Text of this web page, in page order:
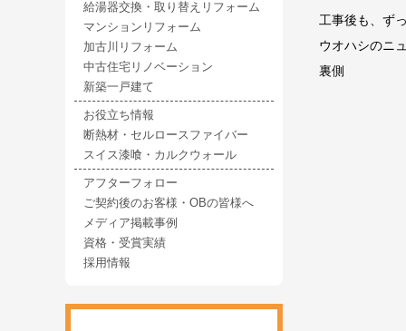
工事後も、ず
ウオハシのニ
裏側
給湯器交換・取り替えリフォーム
マンションリフォーム
加古川リフォーム
中古住宅リノベーション
新築一戸建て
お役立ち情報
断熱材・セルロースファイバー
スイス漆喰・カルクウォール
アフターフォロー
ご契約後のお客様・OBの皆様へ
メディア掲載事例
資格・受賞実績
採用情報